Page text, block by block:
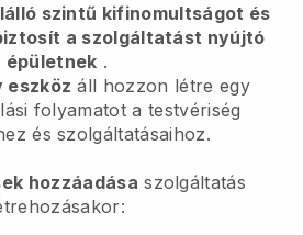
szintű kifinomultságot és
a szolgáltatást nyújtó
épületnek .
eszköz áll hozzon létre egy
folyamatot a testvériség
és szolgáltatásaihoz.
hozzáadása szolgáltatás